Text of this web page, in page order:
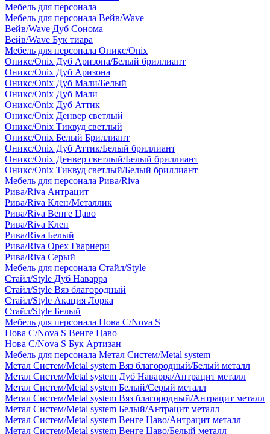
Мебель для персонала
Мебель для персонала Вейв/Wave
Вейв/Wave Дуб Сонома
Вейв/Wave Бук тиара
Мебель для персонала Оникс/Onix
Оникс/Onix Дуб Аризона/Белый бриллиант
Оникс/Onix Дуб Аризона
Оникс/Onix Дуб Мали/Белый
Оникс/Onix Дуб Мали
Оникс/Onix Дуб Аттик
Оникс/Onix Денвер светлый
Оникс/Onix Тиквуд светлый
Оникс/Onix Белый Бриллиант
Оникс/Onix Дуб Аттик/Белый бриллиант
Оникс/Onix Денвер светлый/Белый бриллиант
Оникс/Onix Тиквуд светлый/Белый бриллиант
Мебель для персонала Рива/Riva
Рива/Riva Антрацит
Рива/Riva Клен/Металлик
Рива/Riva Венге Цаво
Рива/Riva Клен
Рива/Riva Белый
Рива/Riva Орех Гварнери
Рива/Riva Серый
Мебель для персонала Стайл/Style
Стайл/Style Дуб Наварра
Стайл/Style Вяз благородный
Стайл/Style Акация Лорка
Стайл/Style Белый
Мебель для персонала Нова С/Nova S
Нова С/Nova S Венге Цаво
Нова С/Nova S Бук Артизан
Мебель для персонала Метал Систем/Metal system
Метал Систем/Metal system Вяз благородный/Белый металл
Метал Систем/Metal system Дуб Наварра/Антрацит металл
Метал Систем/Metal system Белый/Серый металл
Метал Систем/Metal system Вяз благородный/Антрацит металл
Метал Систем/Metal system Белый/Антрацит металл
Метал Систем/Metal system Венге Цаво/Антрацит металл
Метал Систем/Metal system Венге Цаво/Белый металл